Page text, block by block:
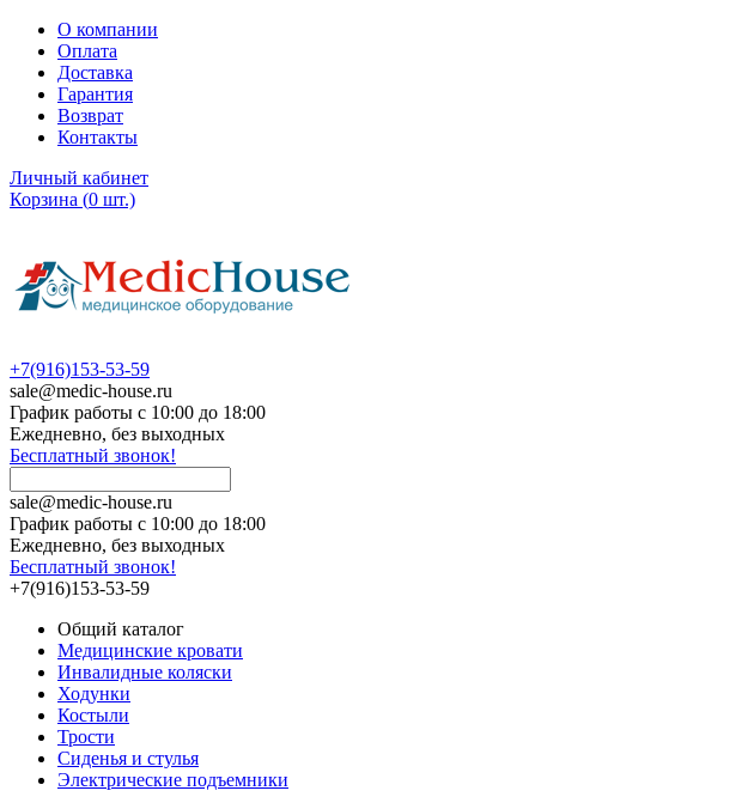
О компании
Оплата
Доставка
Гарантия
Возврат
Контакты
Личный кабинет
Корзина (0 шт.)
+7(916)153-53-59
sale@medic-house.ru
График работы с 10:00 до 18:00
Ежедневно, без выходных
Бесплатный звонок!
sale@medic-house.ru
График работы с 10:00 до 18:00
Ежедневно, без выходных
Бесплатный звонок!
+7(916)153-53-59
Общий каталог
Медицинские кровати
Инвалидные коляски
Ходунки
Костыли
Трости
Сиденья и стулья
Электрические подъемники